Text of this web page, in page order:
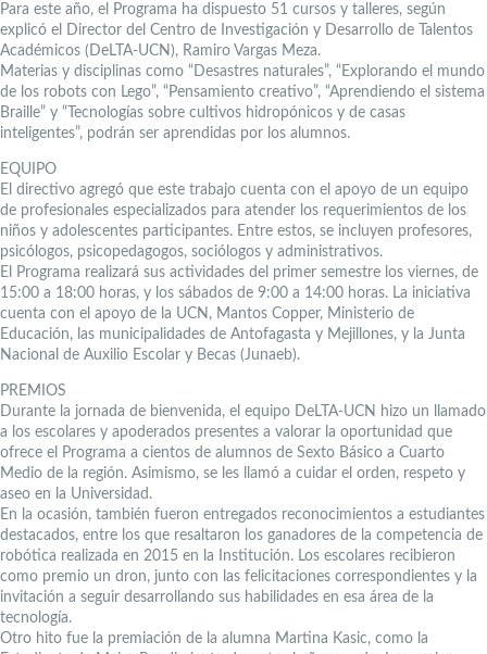
Para este año, el Programa ha dispuesto 51 cursos y talleres, según
explicó el Director del Centro de Investigación y Desarrollo de Talentos
Académicos (DeLTA-UCN), Ramiro Vargas Meza.
Materias y disciplinas como “Desastres naturales”, “Explorando el mundo
de los robots con Lego”, “Pensamiento creativo”, “Aprendiendo el sistema
Braille” y “Tecnologías sobre cultivos hidropónicos y de casas
inteligentes”, podrán ser aprendidas por los alumnos.
EQUIPO
El directivo agregó que este trabajo cuenta con el apoyo de un equipo
de profesionales especializados para atender los requerimientos de los
niños y adolescentes participantes. Entre estos, se incluyen profesores,
psicólogos, psicopedagogos, sociólogos y administrativos.
El Programa realizará sus actividades del primer semestre los viernes, de
15:00 a 18:00 horas, y los sábados de 9:00 a 14:00 horas. La iniciativa
cuenta con el apoyo de la UCN, Mantos Copper, Ministerio de
Educación, las municipalidades de Antofagasta y Mejillones, y la Junta
Nacional de Auxilio Escolar y Becas (Junaeb).
PREMIOS
Durante la jornada de bienvenida, el equipo DeLTA-UCN hizo un llamado
a los escolares y apoderados presentes a valorar la oportunidad que
ofrece el Programa a cientos de alumnos de Sexto Básico a Cuarto
Medio de la región. Asimismo, se les llamó a cuidar el orden, respeto y
aseo en la Universidad.
En la ocasión, también fueron entregados reconocimientos a estudiantes
destacados, entre los que resaltaron los ganadores de la competencia de
robótica realizada en 2015 en la Institución. Los escolares recibieron
como premio un dron, junto con las felicitaciones correspondientes y la
invitación a seguir desarrollando sus habilidades en esa área de la
tecnología.
Otro hito fue la premiación de la alumna Martina Kasic, como la